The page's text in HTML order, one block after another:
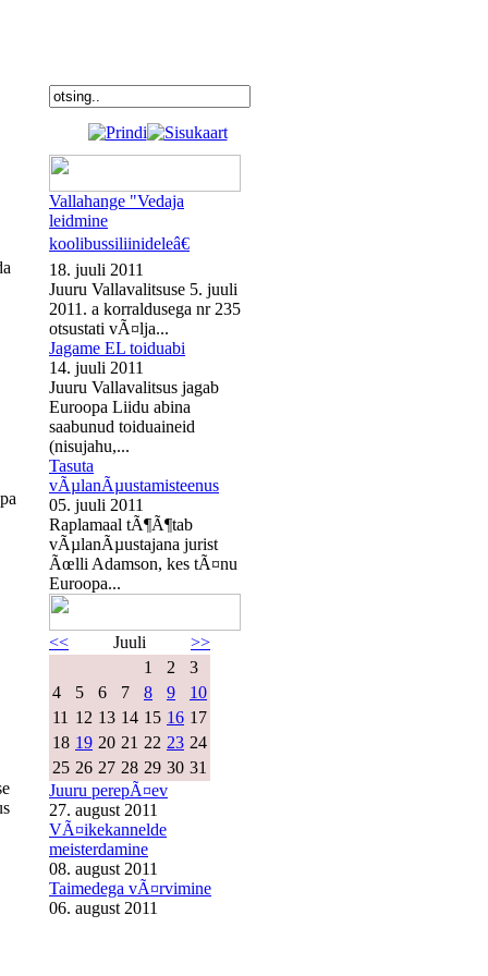
Vallahange "Vedaja
leidmine
koolibussiliinideleâ€
18. juuli 2011
Juuru Vallavalitsuse 5. juuli
2011. a korraldusega nr 235
otsustati vÃ¤lja...
Jagame EL toiduabi
14. juuli 2011
Juuru Vallavalitsus jagab
Euroopa Liidu abina
saabunud toiduaineid
(nisujahu,...
Tasuta
vÃµlanÃµustamisteenus
05. juuli 2011
Raplamaal tÃ¶Ã¶tab
vÃµlanÃµustajana jurist
Ãœlli Adamson, kes tÃ¤nu
Euroopa...
<< Juuli
>>
1
2
3
4
5 6 7 8 9
10
11 12 13 14 15 16 17
18 19 20 21 22 23 24
25 26 27 28 29 30 31
Juuru perepÃ¤ev
27. august 2011
VÃ¤ikekannelde
meisterdamine
08. august 2011
Taimedega vÃ¤rvimine
06. august 2011